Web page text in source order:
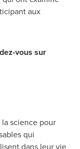
aux
vous sur
science pour
qui
dans leur vie